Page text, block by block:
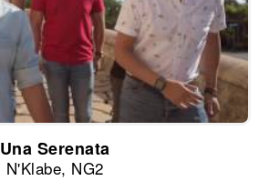
Una Serenata
N'Klabe, NG2